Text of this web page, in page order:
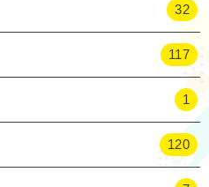
32
117
1
120